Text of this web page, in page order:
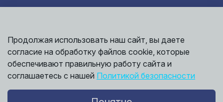
©
Информация представленная на сайте
носит исключительно ознакомительный
характер и ни при каких условиях не может
считаться публичной офертой. Точные
сведения о ценах, условиях продажи и
Продолжая использовать наш сайт, вы даете
согласие на обработку файлов cookie, которые
обеспечивают правильную работу сайта и
соглашаетесь с нашей Политикой безопасности
обработки